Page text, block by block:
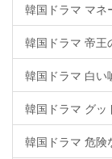
韓国ドラマ マネ
韓国ドラマ 帝王
韓国ドラマ 白い
韓国ドラマ グッ
韓国ドラマ 危険